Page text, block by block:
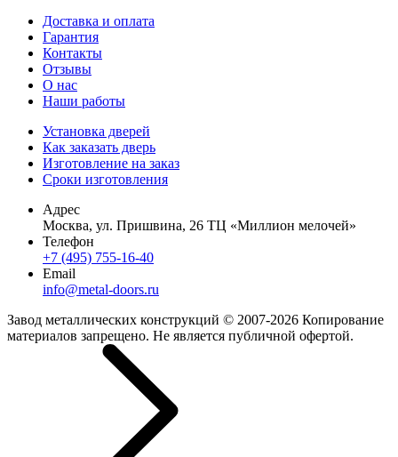
Доставка и оплата
Гарантия
Контакты
Отзывы
О нас
Наши работы
Установка дверей
Как заказать дверь
Изготовление на заказ
Сроки изготовления
Адрес
Москва, ул. Пришвина, 26 ТЦ «Миллион мелочей»
Телефон
+7 (495) 755-16-40
Email
info@metal-doors.ru
Завод металлических конструкций © 2007-2026 Копирование
материалов запрещено. Не является публичной офертой.